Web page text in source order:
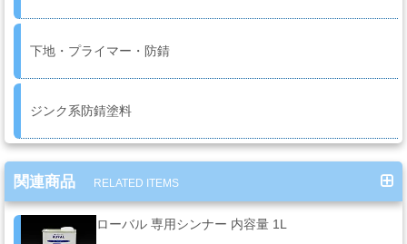
料
ク
ブ
ラ
シ
Mack
下地・プライマー・防錆
ジンク系防錆塗料
関連商品 RELATED ITEMS
ローバル 専用シンナー 内容量 1L